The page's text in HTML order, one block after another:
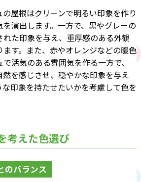
屋根はクリーンで明るい印象を作り
演出します。一方で、黒やグレーの
た印象を与え、重厚感のある外観
す。また、赤やオレンジなどの暖色
活気のある雰囲気を作る一方で、
を感じさせ、穏やかな印象を与え
印象を持たせたいかを考慮して色を
考えた色選び
のバランス